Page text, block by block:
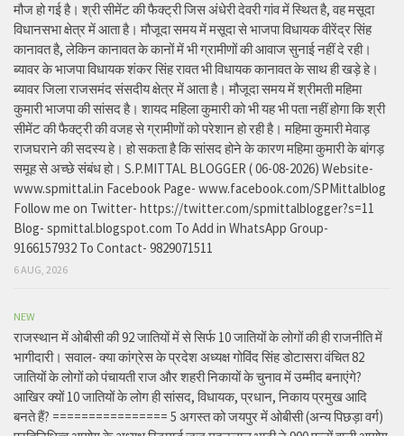
मौज हो गई है। श्री सीमेंट की फैक्ट्री जिस अंधेरी देवरी गांव में स्थित है, वह मसूदा
विधानसभा क्षेत्र में आता है। मौजूदा समय में मसूदा से भाजपा विधायक वीरेंद्र सिंह
कानावत है, लेकिन कानावत के कानों में भी ग्रामीणों की आवाज सुनाई नहीं दे रही।
ब्यावर के भाजपा विधायक शंकर सिंह रावत भी विधायक कानावत के साथ ही खड़े हे।
ब्यावर जिला राजसमंद संसदीय क्षेत्र में आता है। मौजूदा समय में श्रीमती महिमा
कुमारी भाजपा की सांसद है। शायद महिला कुमारी को भी यह भी पता नहीं होगा कि श्री
सीमेंट की फैक्ट्री की वजह से ग्रामीणों को परेशान हो रही है। महिमा कुमारी मेवाड़
राजघराने की सदस्य हे। हो सकता है कि सांसद होने के कारण महिमा कुमारी के बांगड़
समूह से अच्छे संबंध हो। S.P.MITTAL BLOGGER ( 06-08-2026) Website-
www.spmittal.in Facebook Page- www.facebook.com/SPMittalblog
Follow me on Twitter- https://twitter.com/spmittalblogger?s=11
Blog- spmittal.blogspot.com To Add in WhatsApp Group-
9166157932 To Contact- 9829071511
6 AUG, 2026
NEW
राजस्थान में ओबीसी की 92 जातियों में से सिर्फ 10 जातियों के लोगों की ही राजनीति में
भागीदारी। सवाल- क्या कांग्रेस के प्रदेश अध्यक्ष गोविंद सिंह डोटासरा वंचित 82
जातियों के लोगों को पंचायती राज और शहरी निकायों के चुनाव में उम्मीद बनाएंगे?
आखिर क्यों 10 जातियों के लोग ही सांसद, विधायक, प्रधान, निकाय प्रमुख आदि
बनते हैं? ================ 5 अगस्त को जयपुर में ओबीसी (अन्य पिछड़ा वर्ग)